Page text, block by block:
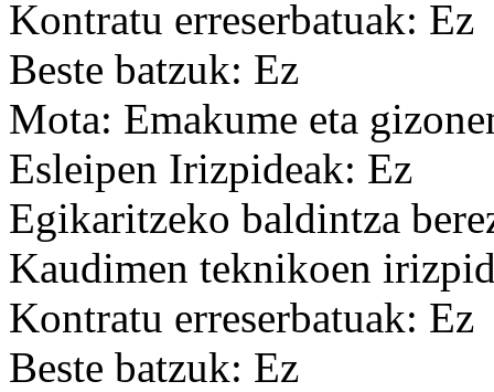
Kontratu erreserbatuak: Ez
Beste batzuk: Ez
Mota: Emakume eta
Esleipen Irizpideak: Ez
Egikaritzeko baldintza
Kaudimen teknikoen
Kontratu erreserbatuak: Ez
Beste batzuk: Ez